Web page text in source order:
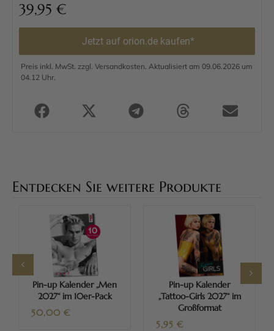
39,95 €
Jetzt auf orion.de kaufen*
Preis inkl. MwSt. zzgl. Versandkosten. Aktualisiert am 09.06.2026 um
04.12 Uhr.
Entdecken Sie weitere Produkte
Pin-up Kalender „Men
2027“ im 10er-Pack
50,00 €
Pin-up Kalender
„Tattoo-Girls 2027“ im
Großformat
5,95 €